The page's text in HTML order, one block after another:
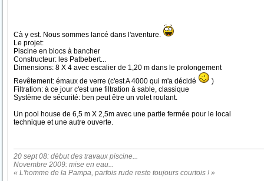
Cà y est. Nous sommes lancé dans l'aventure.
Le projet:
Piscine en blocs à bancher
Constructeur: les Patbebert...
Dimensions: 8 X 4 avec escalier de 1,20 m dans le prolongement
Revêtement: émaux de verre (c'est A 4000 qui m'a décidé
)
Filtration: à ce jour c'est une filtration à sable, classique
Système de sécurité: ben peut être un volet roulant.
Un pool house de 6,5 m X 2,5m avec une partie fermée pour le local
technique et une autre ouverte.
20 sept 08: début des travaux piscine...
Novembre 2009: mise en eau...
« L'homme de la Pampa, parfois rude reste toujours courtois ! »